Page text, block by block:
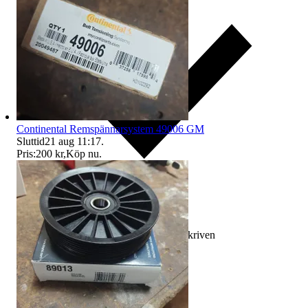
Ersättning om varan inte är som beskriven
Continental Remspännarsystem 49006 GM
Sluttid21 aug 11:17.
Pris:200 kr,Köp nu.